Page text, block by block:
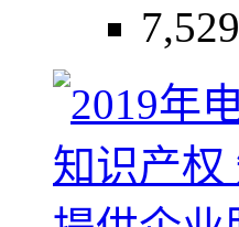
7,529